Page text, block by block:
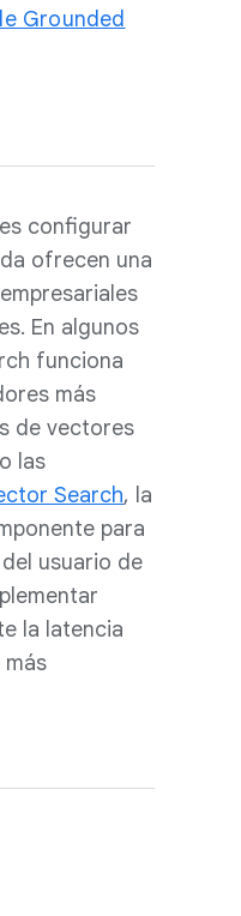
Grounded
configurar
ofrecen una
En algunos
funciona
más
de vectores
las
Search, la
para
usuario de
la latencia